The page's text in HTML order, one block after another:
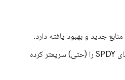
Chrome M28 سایت های SPDY را (حتی) سریعتر کرده